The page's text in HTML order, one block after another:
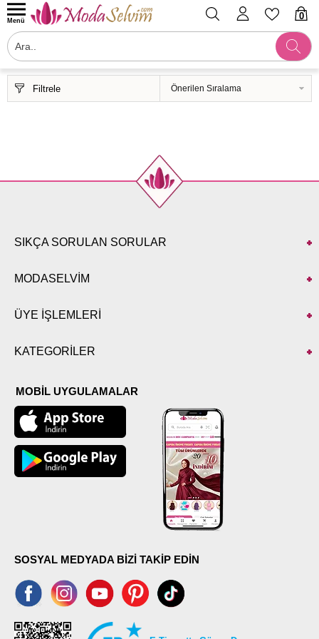
0
Menü
Filtrele
SIKÇA SORULAN SORULAR
MODASELVİM
ÜYE İŞLEMLERİ
KATEGORİLER
MOBİL UYGULAMALAR
SOSYAL MEDYADA BİZİ TAKİP EDİN